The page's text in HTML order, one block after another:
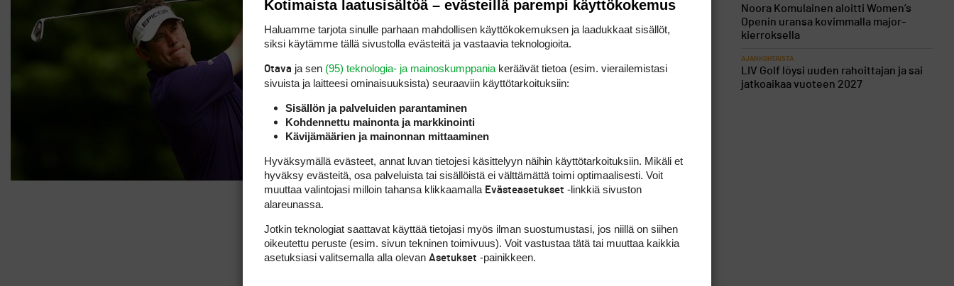
Noora Komulainen aloitti Women’s
Openin uransa kovimmalla major-
kierroksella
AJANKOHTAISTA
LIV Golf löysi uuden rahoittajan ja sai
jatkoaikaa vuoteen 2027
Kotimaista laatusisältöä – evästeillä parempi käyttökokemus
Haluamme tarjota sinulle parhaan mahdollisen käyttökokemuksen ja laadukkaat sisällöt,
siksi käytämme tällä sivustolla evästeitä ja vastaavia teknologioita.
Otava ja sen (95) teknologia- ja mainoskumppania keräävät tietoa (esim. vierailemis­tasi
sivuista ja laitteesi ominaisuuk­sista) seuraaviin käyttötarkoituksiin:
Sisällön ja palveluiden parantaminen
Kohdennettu mainonta ja markkinointi
Kävijämäärien ja mainonnan mittaaminen
Hyväksymällä evästeet, annat luvan tietojesi käsittelyyn näihin käyttötarkoituksiin. Mikäli et
hyväksy evästeitä, osa palveluista tai sisällöistä ei välttämättä toimi optimaalisesti. Voit
muuttaa valintojasi milloin tahansa klikkaamalla Evästeasetukset -linkkiä sivuston
alareunassa.
Jotkin teknologiat saattavat käyttää tietojasi myös ilman suostumustasi, jos niillä on siihen
oikeutettu peruste (esim. sivun tekninen toimivuus). Voit vastustaa tätä tai muuttaa kaikkia
asetuksiasi valitsemalla alla olevan Asetukset -painikkeen.